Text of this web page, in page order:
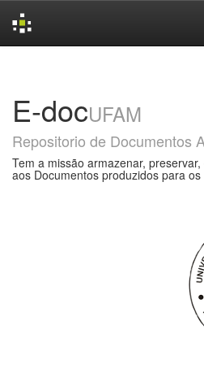
E-docUFAM
Repositorio de Documentos
Tem a missão armazenar,
aos Documentos produzidos para